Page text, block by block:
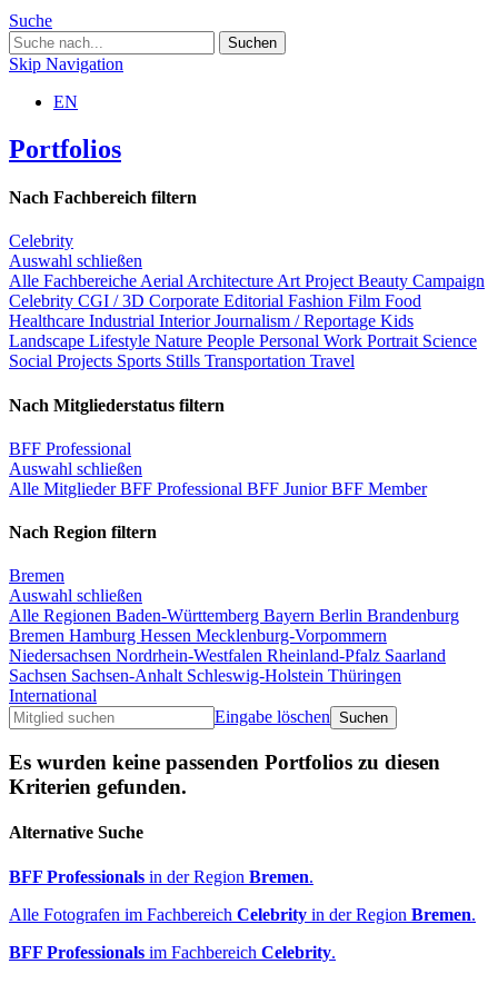
Suche
Skip Navigation
EN
Portfolios
Nach Fachbereich filtern
Celebrity
Auswahl schließen
Alle Fachbereiche Aerial Architecture Art Project Beauty Campaign
Celebrity CGI / 3D Corporate Editorial Fashion Film Food
Healthcare Industrial InteriorJournalism / Reportage Kids
Landscape Lifestyle Nature People Personal Work Portrait Science
Social Projects Sports Stills Transportation Travel
Nach Mitgliederstatus filtern
BFF Professional
Auswahl schließen
Alle MitgliederBFF Professional BFF JuniorBFF Member
Nach Region filtern
Bremen
Auswahl schließen
Alle Regionen Baden-Württemberg Bayern Berlin Brandenburg
Bremen Hamburg Hessen Mecklenburg-Vorpommern
Niedersachsen Nordrhein-Westfalen Rheinland-Pfalz Saarland
Sachsen Sachsen-Anhalt Schleswig-Holstein Thüringen
International
Eingabe löschen
Es wurden keine passenden Portfolios zu diesen
Kriterien gefunden.
Alternative Suche
BFF Professionals in der Region Bremen.
Alle Fotografen im Fachbereich Celebrity in der Region Bremen.
BFF Professionals im Fachbereich Celebrity.